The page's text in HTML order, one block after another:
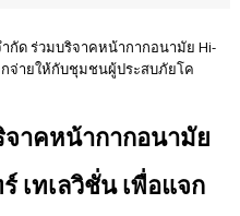
กัด ร่วมบริจาคหน้ากากอนามัย Hi-
กจ่ายให้กับชุมชนผู้ประสบภัยโค
าคหน้ากากอนามัย
เทเลวิชั่น เพื่อแจก